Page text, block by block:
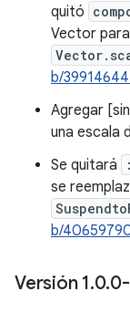
quitó
Vector
b/
Agregar
una escala
Se quitará
se
b/
Versión 1.0.